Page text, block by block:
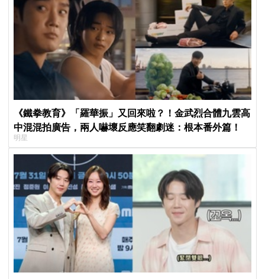
《鐵拳教育》「羅華振」又回來啦？！金武烈合體九雲高
中混混拍廣告，兩人嚇壞反應笑翻劇迷：根本番外篇！
明星